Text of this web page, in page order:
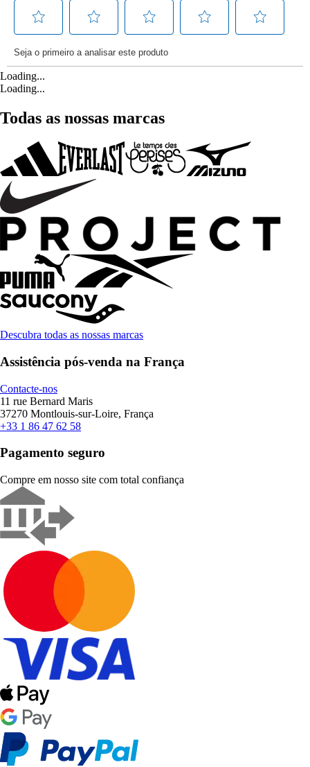
Loading...
Loading...
Todas as nossas marcas
Descubra todas as nossas marcas
Assistência pós-venda na França
Contacte-nos
11 rue Bernard Maris
37270 Montlouis-sur-Loire, França
+33 1 86 47 62 58
Pagamento seguro
Compre em nosso site com total confiança